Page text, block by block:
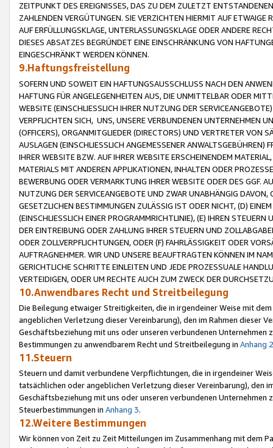
ZEITPUNKT DES EREIGNISSES, DAS ZU DEM ZULETZT
ZAHLENDEN VERGÜTUNGEN. SIE VERZICHTEN HIERMIT AUF
AUF ERFÜLLUNGSKLAGE, UNTERLASSUNGSKLAGE ODER ANDERE
DIESES ABSATZES BEGRÜNDET EINE EINSCHRÄNKUNG VON
EINGESCHRÄNKT WERDEN KÖNNEN.
9.Haftungsfreistellung
SOFERN UND SOWEIT EIN HAFTUNGSAUSSCHLUSS NACH DEN
HAFTUNG FÜR ANGELEGENHEITEN AUS, DIE UNMITTELBAR ODER
WEBSITE (EINSCHLIESSLICH IHRER NUTZUNG DER
VERPFLICHTEN SICH, UNS, UNSERE VERBUNDENEN UNTERNEHMEN
(OFFICERS), ORGANMITGLIEDER (DIRECTORS) UND VERTRETER VON
AUSLAGEN (EINSCHLIESSLICH ANGEMESSENER
IHRER WEBSITE BZW. AUF IHRER WEBSITE ERSCHEINENDEM
MATERIALS MIT ANDEREN APPLIKATIONEN, INHALTEN ODER
BEWERBUNG ODER VERMARKTUNG IHRER WEBSITE ODER DES GGF.
NUTZUNG DER SERVICEANGEBOTE UND ZWAR UNABHÄNGIG
GESETZLICHEN BESTIMMUNGEN ZULÄSSIG IST ODER NICHT, (D)
(EINSCHLIESSLICH EINER PROGRAMMRICHTLINIE), (E) IHREN
DER EINTREIBUNG ODER ZAHLUNG IHRER STEUERN UND
ODER ZOLLVERPFLICHTUNGEN, ODER (F) FAHRLÄSSIGKEIT ODER
AUFTRAGNEHMER. WIR UND UNSERE BEAUFTRAGTEN KÖNNEN IM
GERICHTLICHE SCHRITTE EINLEITEN UND JEDE PROZESSUALE
VERTEIDIGEN, ODER UM RECHTE AUCH ZUM ZWECK DER
10.Anwendbares Recht und Streitbeilegung
Die Beilegung etwaiger Streitigkeiten, die in irgendeiner Weise mit
angeblichen Verletzung dieser Vereinbarung), den im Rahmen dieser
Geschäftsbeziehung mit uns oder unseren verbundenen
Bestimmungen zu anwendbarem Recht und Streitbeilegung in Anhang 2
11.Steuern
Steuern und damit verbundene Verpflichtungen, die in irgendeiner
tatsächlichen oder angeblichen Verletzung dieser Vereinbarung), den
Geschäftsbeziehung mit uns oder unseren verbundenen
Steuerbestimmungen in Anhang 3.
12.Weitere Bestimmungen
Wir können von Zeit zu Zeit Mitteilungen im Zusammenhang mit dem